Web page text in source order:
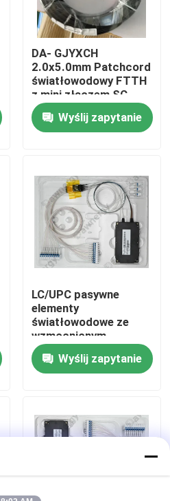
DA- GJYXCH
2.0x5.0mm Patchcord
światłowodowy FTTH
z mini złączem SC
wodoodpornym i
złączem przelotowym
Wyślij zapytanie
LC/UPC pasywne
elementy
światłowodowe ze
wzmocnionym
przesłuchaniem
Wyślij zapytanie